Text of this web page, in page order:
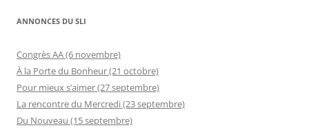
ANNONCES DU SLI
Congrès AA (6 novembre)
À la Porte du Bonheur (21 octobre)
Pour mieux s’aimer (27 septembre)
La rencontre du Mercredi (23 septembre)
Du Nouveau (15 septembre)